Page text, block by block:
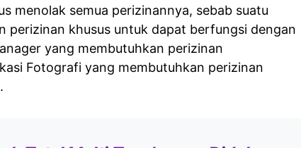
menolak semua perizinannya, sebab suatu
perizinan khusus untuk dapat berfungsi dengan
yang membutuhkan perizinan
Fotografi yang membutuhkan perizinan